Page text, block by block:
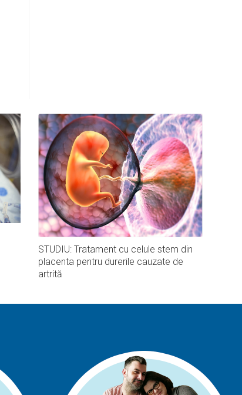
STUDIU: Tratament cu celule stem din
placenta pentru durerile cauzate de
artrită